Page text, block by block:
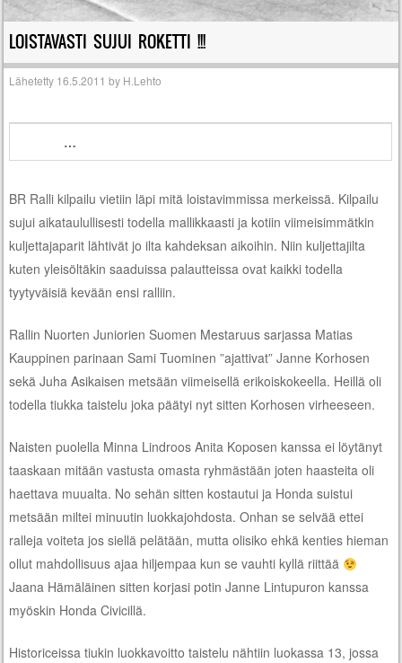
LOISTAVASTI SUJUI ROKETTI !!!
Lähetetty 16.5.2011 by H.Lehto
…
BR Ralli kilpailu vietiin läpi mitä loistavimmissa merkeissä. Kilpailu
sujui aikataulullisesti todella mallikkaasti ja kotiin viimeisimmätkin
kuljettajaparit lähtivät jo ilta kahdeksan aikoihin. Niin kuljettajilta
kuten yleisöltäkin saaduissa palautteissa ovat kaikki todella
tyytyväisiä kevään ensi ralliin.
Rallin Nuorten Juniorien Suomen Mestaruus sarjassa Matias
Kauppinen parinaan Sami Tuominen ”ajattivat” Janne Korhosen
sekä Juha Asikaisen metsään viimeisellä erikoiskokeella. Heillä oli
todella tiukka taistelu joka päätyi nyt sitten Korhosen virheeseen.
Naisten puolella Minna Lindroos Anita Koposen kanssa ei löytänyt
taaskaan mitään vastusta omasta ryhmästään joten haasteita oli
haettava muualta. No sehän sitten kostautui ja Honda suistui
metsään miltei minuutin luokkajohdosta. Onhan se selvää ettei
ralleja voiteta jos siellä pelätään, mutta olisiko ehkä kenties hieman
ollut mahdollisuus ajaa hiljempaa kun se vauhti kyllä riittää
Jaana Hämäläinen sitten korjasi potin Janne Lintupuron kanssa
myöskin Honda Civicillä.
Historiceissa tiukin luokkavoitto taistelu nähtiin luokassa 13, jossa